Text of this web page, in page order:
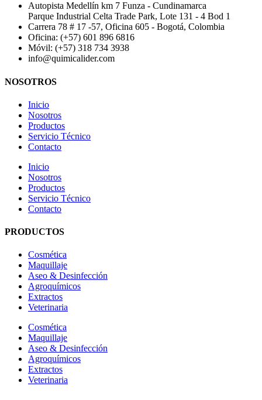
Autopista Medellín km 7 Funza - Cundinamarca
Parque Industrial Celta Trade Park, Lote 131 - 4 Bod 1
Carrera 78 # 17 -57, Oficina 605 - Bogotá, Colombia
Oficina: (+57) 601 896 6816
Móvil: (+57) 318 734 3938
info@quimicalider.com
NOSOTROS
Inicio
Nosotros
Productos
Servicio Técnico
Contacto
Inicio
Nosotros
Productos
Servicio Técnico
Contacto
PRODUCTOS
Cosmética
Maquillaje
Aseo & Desinfección
Agroquímicos
Extractos
Veterinaria
Cosmética
Maquillaje
Aseo & Desinfección
Agroquímicos
Extractos
Veterinaria